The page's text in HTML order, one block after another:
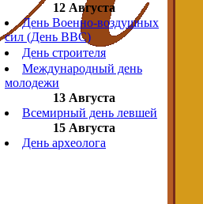
12 Августа
День Военно-воздушных
сил (День ВВС)
День строителя
Международный день
молодежи
13 Августа
Всемирный день левшей
15 Августа
День археолога